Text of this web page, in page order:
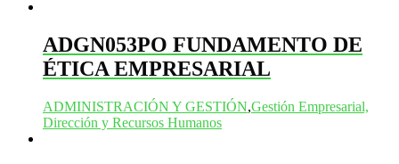
ADGN053PO FUNDAMENTO DE
ÉTICA EMPRESARIAL
ADMINISTRACIÓN Y GESTIÓN,Gestión Empresarial,
Dirección y Recursos Humanos